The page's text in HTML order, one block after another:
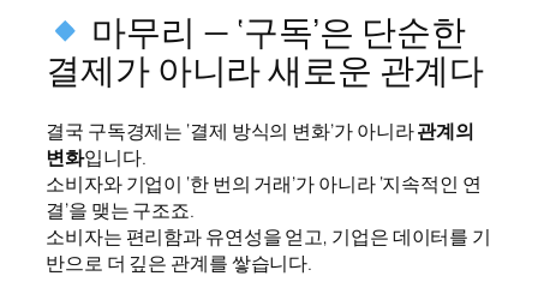
마무리 — ‘구독’은 단순한
결제가 아니라 새로운 관계다
결국 구독경제는 ‘결제 방식의 변화’가 아니라관계의
변화입니다.
소비자와 기업이 ‘한 번의 거래’가 아니라 ‘지속적인 연
결’을 맺는 구조죠.
소비자는 편리함과 유연성을 얻고, 기업은 데이터를 기
반으로 더 깊은 관계를 쌓습니다.